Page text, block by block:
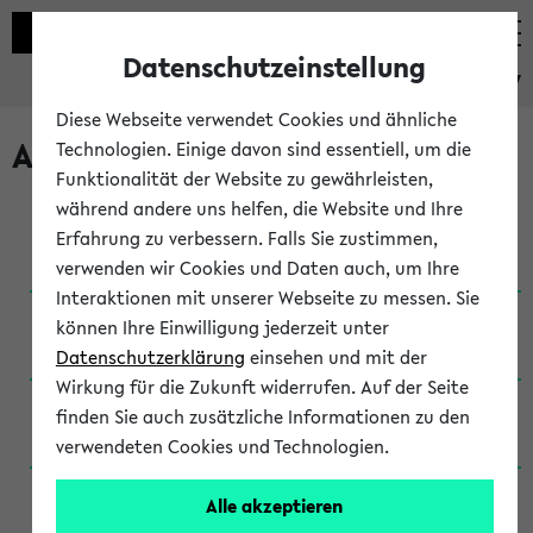
eKVV
Archivierte Studiengänge
Anglistik: British and American Studies / B.A.
(Einschreibung bis WiSe 16/17)
Anglistik: British and American Studies / B.A.
(Einschreibung bis SoSe 2015)
Anglistik: British and American Studies / B.A.
(Einschreibung bis SoSe 2013)
Anglistik: British and American Studies / Ba
(Einschreibung bis SoSe 2011)
Datenschutzeinstellung
Diese Webseite verwendet Cookies und ähnliche
Technologien. Einige davon sind essentiell, um die
Funktionalität der Website zu gewährleisten,
während andere uns helfen, die Website und Ihre
Erfahrung zu verbessern. Falls Sie zustimmen,
verwenden wir Cookies und Daten auch, um Ihre
Interaktionen mit unserer Webseite zu messen. Sie
können Ihre Einwilligung jederzeit unter
Datenschutzerklärung einsehen und mit der
Wirkung für die Zukunft widerrufen. Auf der Seite
finden Sie auch zusätzliche Informationen zu den
verwendeten Cookies und Technologien.
Alle akzeptieren